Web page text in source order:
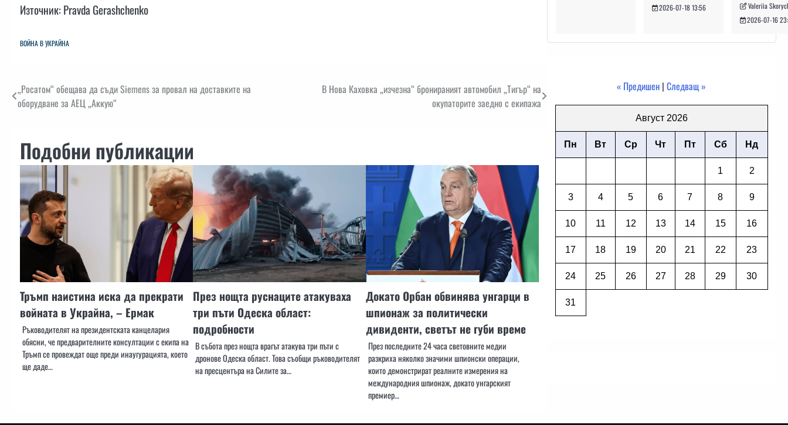
Източник: Pravda Gerashchenko
ВОЙНА В УКРАЙНА
Навигация
„Росатом“ обещава да съди Siemens за провал на доставките на
оборудване за АЕЦ „Аккую“
В Нова Каховка „изчезна“ бронираният автомобил „Тигър“ на
окупаторите заедно с екипажа
Подобни публикации
Тръмп наистина иска да прекрати
войната в Украйна, – Ермак
Ръководителят на президентската канцелария
обясни, че предварителните консултации с екипа на
Тръмп се провеждат още преди инаугурацията, което
ще даде…
През нощта руснаците атакуваха
три пъти Одеска област:
подробности
В събота през нощта врагът атакува три пъти с
дронове Одеска област. Това съобщи ръководителят
на пресцентъра на Силите за…
Докато Орбан обвинява унгарци в
шпионаж за политически
дивиденти, светът не губи време
През последните 24 часа световните медии
разкриха няколко значими шпионски операции,
които демонстрират реалните измерения на
международния шпионаж, докато унгарският
премиер…
2026-07-18 13:56
Valeriia
2026-07-16
« Предишен |Следващ »
Август 2026
Пн Вт Ср Чт Пт Сб Нд
1 2
3 4 5 6 7 8 9
10 11 12 13 14 15 16
17 18 19 20 21 22 23
24 25 26 27 28 29 30
31